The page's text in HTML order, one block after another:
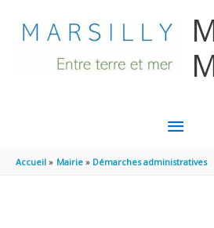
MENU
Accueil Mairie Démarches administratives